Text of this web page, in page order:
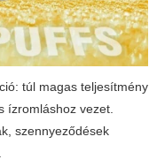
túl magas teljesítmény
ízromláshoz vezet.
szennyeződések